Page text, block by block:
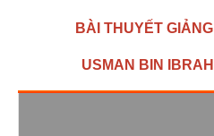
BÀI THUYẾT
USMAN BIN